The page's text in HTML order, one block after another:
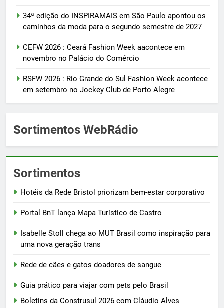
34ª edição do INSPIRAMAIS em São Paulo apontou os
caminhos da moda para o segundo semestre de 2027
CEFW 2026 : Ceará Fashion Week aacontece em
novembro no Palácio do Comércio
RSFW 2026 : Rio Grande do Sul Fashion Week acontece
em setembro no Jockey Club de Porto Alegre
Sortimentos WebRádio
Sortimentos
Hotéis da Rede Bristol priorizam bem-estar corporativo
Portal BnT lança Mapa Turístico de Castro
Isabelle Stoll chega ao MUT Brasil como inspiração para
uma nova geração trans
Rede de cães e gatos doadores de sangue
Guia prático para viajar com pets pelo Brasil
Boletins da Construsul 2026 com Cláudio Alves